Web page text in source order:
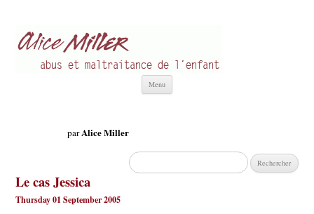
Menu
Rechercher :
parAlice Miller
Le cas Jessica
Thursday 01 September 2005